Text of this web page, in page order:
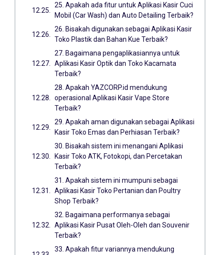
25. Apakah ada fitur untuk Aplikasi Kasir Cuci
Mobil (Car Wash) dan Auto Detailing Terbaik?
26. Bisakah digunakan sebagai Aplikasi Kasir
Toko Plastik dan Bahan Kue Terbaik?
27. Bagaimana pengaplikasiannya untuk
Aplikasi Kasir Optik dan Toko Kacamata
Terbaik?
28. Apakah YAZCORP.id mendukung
operasional Aplikasi Kasir Vape Store
Terbaik?
29. Apakah aman digunakan sebagai Aplikasi
Kasir Toko Emas dan Perhiasan Terbaik?
30. Bisakah sistem ini menangani Aplikasi
Kasir Toko ATK, Fotokopi, dan Percetakan
Terbaik?
31. Apakah sistem ini mumpuni sebagai
Aplikasi Kasir Toko Pertanian dan Poultry
Shop Terbaik?
32. Bagaimana performanya sebagai
Aplikasi Kasir Pusat Oleh-Oleh dan Souvenir
Terbaik?
33. Apakah fitur variannya mendukung